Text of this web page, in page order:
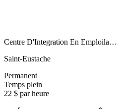
Centre D'Integration En Emploila…
Saint-Eustache
Permanent
Temps plein
22 $ par heure